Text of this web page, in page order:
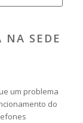
NA SEDE
um problema
do